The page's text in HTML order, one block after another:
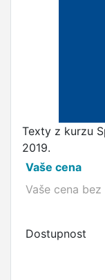
Texty z kurzu
2019.
Vaše cena
Vaše cena bez
Dostupnost